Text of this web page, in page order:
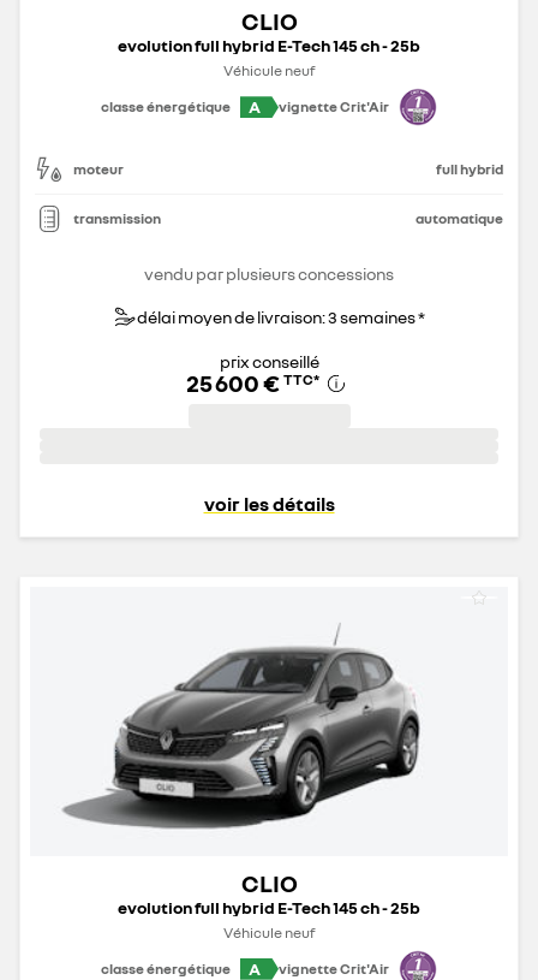
CLIO
evolution full hybrid E-Tech 145 ch - 25b
Véhicule neuf
classe énergétique
A vignette Crit'Air
moteur full hybrid
transmission automatique
vendu par plusieurs concessions
délai moyen de livraison: 3 semaines *
prix conseillé
25 600 € TTC*
voir les détails
CLIO
evolution full hybrid E-Tech 145 ch - 25b
Véhicule neuf
classe énergétique
A vignette Crit'Air